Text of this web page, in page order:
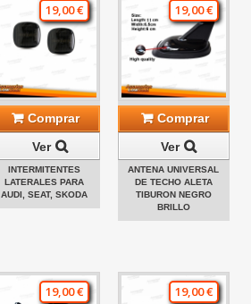
19,00 €
Comprar
Ver
INTERMITENTES
LATERALES PARA
AUDI, SEAT, SKODA
19,00 €
Comprar
Ver
ANTENA UNIVERSAL
DE TECHO ALETA
TIBURON NEGRO
BRILLO
19,00 € 19,00 €